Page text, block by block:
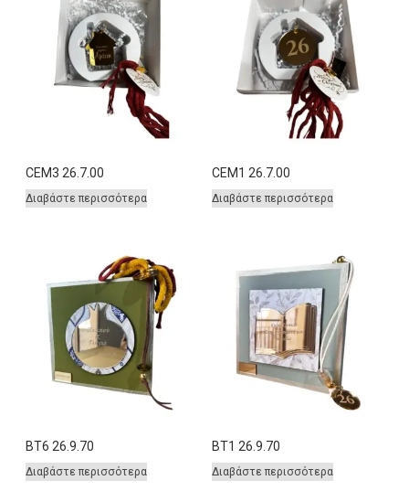
CEM3 26.7.00
Διαβάστε περισσότερα
CEM1 26.7.00
Διαβάστε περισσότερα
BT6 26.9.70
Διαβάστε περισσότερα
BT1 26.9.70
Διαβάστε περισσότερα